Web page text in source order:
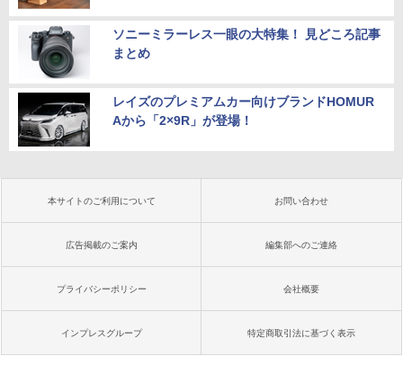
ソニーミラーレス一眼の大特集！ 見どころ記事
まとめ
レイズのプレミアムカー向けブランドHOMUR
Aから「2×9R」が登場！
本サイトのご利用について お問い合わせ
広告掲載のご案内 編集部へのご連絡
プライバシーポリシー 会社概要
インプレスグループ 特定商取引法に基づく表示